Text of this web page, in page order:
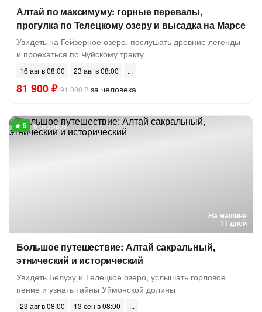
Алтай по максимуму: горные перевалы,
прогулка по Телецкому озеру и высадка на Марсе
Увидеть на Гейзерное озеро, послушать древние легенды
и проехаться по Чуйскому тракту
16 авг в 08:00 23 авг в 08:00
81 900 ₽ 91 000 ₽ за человека
На машине
11 дней
6 отзывов
Большое путешествие: Алтай сакральный,
этнический и исторический
Увидеть Белуху и Телецкое озеро, услышать горловое
пение и узнать тайны Уймонской долины
23 авг в 08:00 13 сен в 08:00